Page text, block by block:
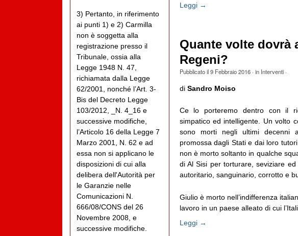
Leggi →
Quante volte dovrà
Regeni?
Pubblicato il9 Febbraio 2016· in Interventi·
di Sandro Moiso
Ce lo porteremo dentro con il
simpatico ed intelligente. Un volto
sono morti negli ultimi decenni
promossa dagli Stati e dai loro
non è morto soltanto in qualche
di Al Sisi per torturare, seviziare
autoritario, sanguinario, corrotto e
Giulio è morto nell’indifferenza
lavoro in un paese alleato di cui
Leggi →
3) Pertanto, in riferimento
ai punti 1) e 2) Carmilla
non è soggetta alla
registrazione presso il
Tribunale, ossia alla
Legge 1948 N. 47,
richiamata dalla Legge
62/2001, nonché l’Art. 3-
Bis del Decreto Legge
103/2012, _N. 4_16 e
successive modifiche,
l’Articolo 16 della Legge 7
Marzo 2001, N. 62 e ad
essa non si applicano le
disposizioni di cui alla
delibera dell'Autorità per
le Garanzie nelle
Comunicazioni N.
666/08/CONS del 26
Novembre 2008, e
successive modifiche.